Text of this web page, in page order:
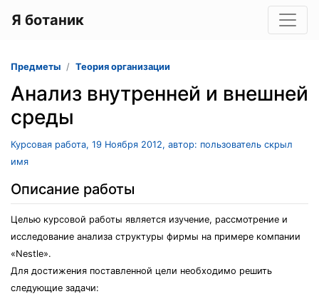
Я ботаник
Предметы Теория организации
Анализ внутренней и внешней
среды
Курсовая работа, 19 Ноября 2012, автор: пользователь скрыл
имя
Описание работы
Целью курсовой работы является изучение, рассмотрение и
исследование анализа структуры фирмы на примере компании
«Nestle».
Для достижения поставленной цели необходимо решить
следующие задачи: